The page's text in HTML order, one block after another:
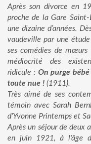
Après son divorce en
proche de la Gare
une dizaine d’années.
vaudeville par une
ses comédies de
médiocrité des
ridicule : On purge bébé
toute nue ! (1911).
Très aimé de ses
témoin avec Sarah
d'Yvonne Printemps et
Après un séjour de deux
en juin 1921, à l'âge